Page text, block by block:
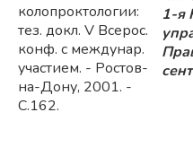
1-я
колопроктологии:
тез. докл. V Всерос.
конф. с междунар.
участием. - Ростов-
на-Дону, 2001. -
С.162.